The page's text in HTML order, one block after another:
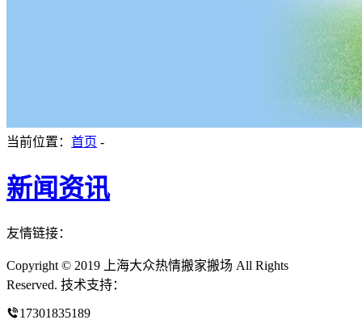
当前位置： 首页 -
新闻资讯
友情链接：
Copyright © 2019 上海大众热情搬家搬场 All Rights
Reserved. 技术支持：
17301835189